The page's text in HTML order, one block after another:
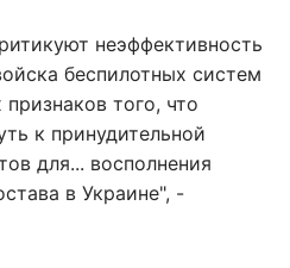
неэффективность
беспилотных систем
того, что
к принудительной
для... восполнения
в Украине", -